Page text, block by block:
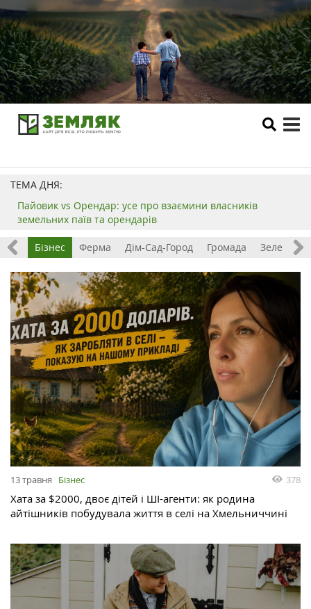
ТЕМА ДНЯ:
Пайовик vs Орендар: усе про взаємини власників
земельних паїв та орендарів
Бізнес Ферма Дім-Сад-Город Громада Зелений
13 травня Бізнес 378
Хата за $2000, двоє дітей і ШІ-агенти: як родина
айтішників побудувала життя в селі на Хмельниччині